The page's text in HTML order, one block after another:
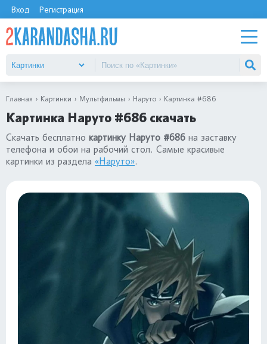
Вход Регистрация
Главная Картинки Мультфильмы Наруто Картинка #686
Картинка Наруто #686 скачать
Скачать бесплатно картинку Наруто #686 на заставку
телефона и обои на рабочий стол. Самые красивые
картинки из раздела «Наруто».